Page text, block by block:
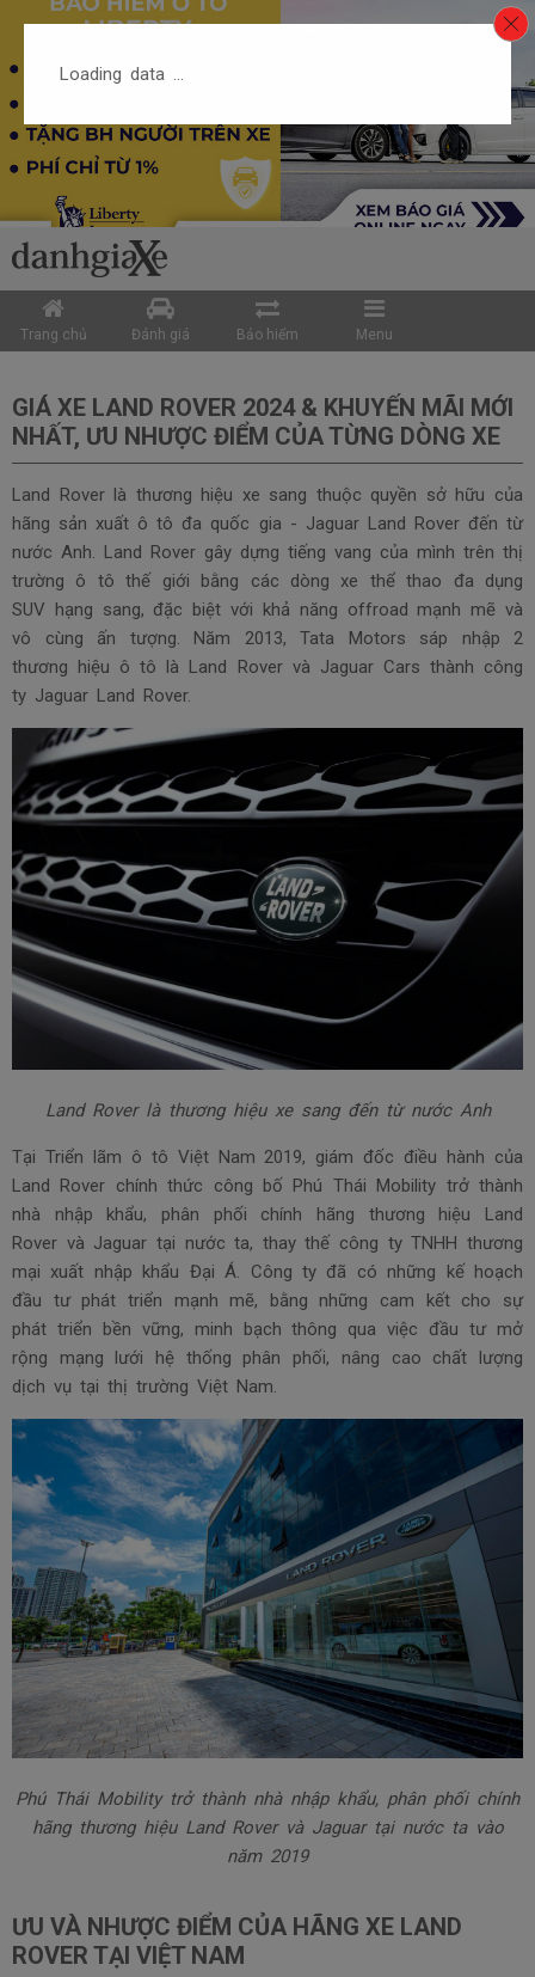
Trang chủ Đánh giá Bảo hiểm Menu
GIÁ XE LAND ROVER 2024 & KHUYẾN MÃI MỚI
NHẤT, ƯU NHƯỢC ĐIỂM CỦA TỪNG DÒNG XE
Land Rover là thương hiệu xe sang thuộc quyền sở hữu của
hãng sản xuất ô tô đa quốc gia - Jaguar Land Rover đến từ
nước Anh. Land Rover gây dựng tiếng vang của mình trên thị
trường ô tô thế giới bằng các dòng xe thể thao đa dụng
SUV hạng sang, đặc biệt với khả năng offroad mạnh mẽ và
vô cùng ấn tượng. Năm 2013, Tata Motors sáp nhập 2
thương hiệu ô tô là Land Rover và Jaguar Cars thành công
ty Jaguar Land Rover.
Land Rover là thương hiệu xe sang đến từ nước Anh
Tại Triển lãm ô tô Việt Nam 2019, giám đốc điều hành của
Land Rover chính thức công bố Phú Thái Mobility trở thành
nhà nhập khẩu, phân phối chính hãng thương hiệu Land
Rover và Jaguar tại nước ta, thay thế công ty TNHH thương
mại xuất nhập khẩu Đại Á. Công ty đã có những kế hoạch
đầu tư phát triển mạnh mẽ, bằng những cam kết cho sự
phát triển bền vững, minh bạch thông qua việc đầu tư mở
rộng mạng lưới hệ thống phân phối, nâng cao chất lượng
dịch vụ tại thị trường Việt Nam.
Phú Thái Mobility trở thành nhà nhập khẩu, phân phối chính
hãng thương hiệu Land Rover và Jaguar tại nước ta vào
năm 2019
ƯU VÀ NHƯỢC ĐIỂM CỦA HÃNG XE LAND
ROVER TẠI VIỆT NAM
Loading data ...